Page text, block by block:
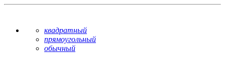
квадратный
прямоугольный
обычный